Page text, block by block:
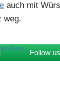
auch mit
weg.
Follow us